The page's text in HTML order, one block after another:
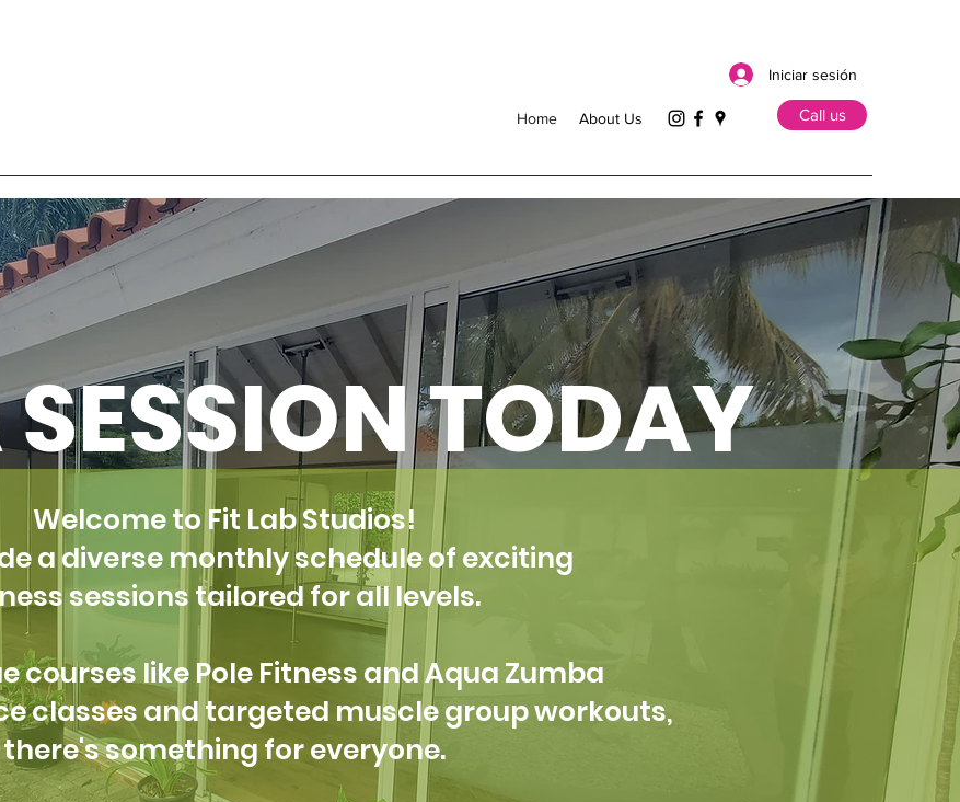
Iniciar sesión
Home About Us Call us
Welcome to Fit Lab Studios!
a diverse monthly schedule of exciting
sessions tailored for all levels.
courses like Pole Fitness and Aqua Zumba
classes and targeted muscle group workouts,
there's something for everyone.
TODAY